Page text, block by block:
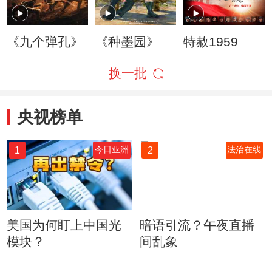
《九个弹孔》 《种墨园》 特赦1959
换一批
央视榜单
1 今日亚洲
美国为何盯上中国光
模块？
2 法治在线
暗语引流？午夜直播
间乱象